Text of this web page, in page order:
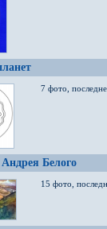
7 фото,
Белого
15 фото,